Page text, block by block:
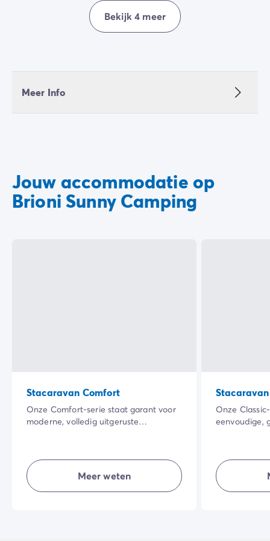
Bekijk 4 meer
Meer Info
Jouw accommodatie op
Brioni Sunny Camping
Stacaravan Comfort
Onze Comfort-serie staat garant voor
moderne, volledig uitgeruste
maar goed ingerichte accommodaties
zijn comfortabel en bieden veel
privacy zodat je optimaal van het
buitenleven kunt genieten en een
Meer weten
Onze
eenvoudige,
voor
buitenleven
stukje
vakantie